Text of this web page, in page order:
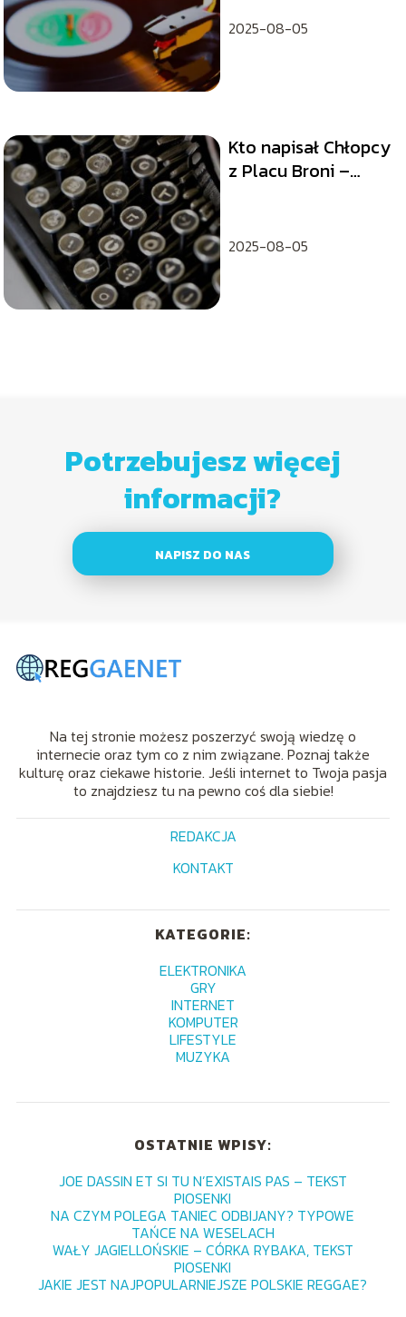
2025-08-05
Kto napisał Chłopcy
z Placu Broni –
2025-08-05
Potrzebujesz więcej
informacji?
NAPISZ DO NAS
Na tej stronie możesz poszerzyć swoją wiedzę o
internecie oraz tym co z nim związane. Poznaj także
kulturę oraz ciekawe historie. Jeśli internet to Twoja pasja
to znajdziesz tu na pewno coś dla siebie!
REDAKCJA
KONTAKT
KATEGORIE:
ELEKTRONIKA
GRY
INTERNET
KOMPUTER
LIFESTYLE
MUZYKA
OSTATNIE WPISY:
JOE DASSIN ET SI TU N’EXISTAIS PAS – TEKST
PIOSENKI
NA CZYM POLEGA TANIEC ODBIJANY? TYPOWE
TAŃCE NA WESELACH
WAŁY JAGIELLOŃSKIE – CÓRKA RYBAKA, TEKST
PIOSENKI
JAKIE JEST NAJPOPULARNIEJSZE POLSKIE REGGAE?